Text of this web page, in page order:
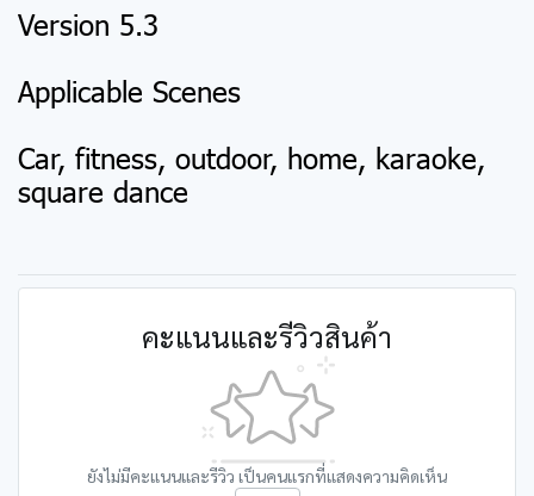
Version 5.3
Applicable Scenes
Car, fitness, outdoor, home, karaoke,
square dance
คะแนนและรีวิวสินค้า
ยังไม่มีคะแนนและรีวิว เป็นคนแรกที่แสดงความคิดเห็น